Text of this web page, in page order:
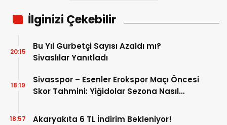
İlginizi Çekebilir
Bu Yıl Gurbetçi Sayısı Azaldı mı?
Sivaslılar Yanıtladı
20:15
Sivasspor – Esenler Erokspor Maçı Öncesi
Skor Tahmini: Yiğidolar Sezona Nasıl
18:19
Akaryakıta 6 TL İndirim Bekleniyor!
18:57